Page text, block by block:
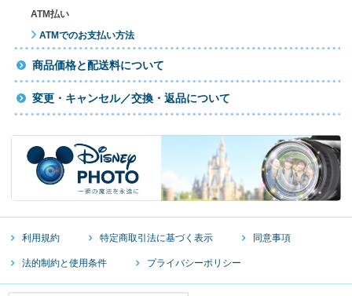
ATM払い
ATMでのお支払い方法
商品価格と配送料について
変更・キャンセル／交換・返品について
利用規約 特定商取引法に基づく表示 同意事項
法的制約と使用条件 プライバシーポリシー